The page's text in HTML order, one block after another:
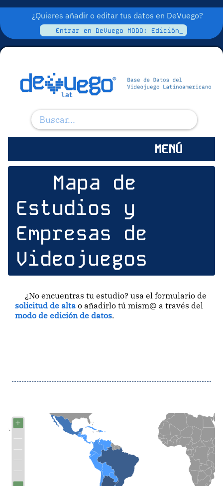
¿Quieres añadir o editar tus datos en DeVuego?
Entrar en DeVuego MODO: Edición_
MENÚ
Mapa de
Estudios y
Empresas de
Videojuegos
¿No encuentras tu estudio? usa el formulario de
solicitud de alta o añadirlo tú mism@ a través del
modo de edición de datos.